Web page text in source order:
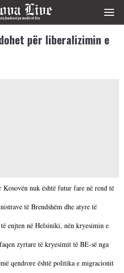
për liberalizimin e
nuk është futur fare në rend të
të Brendshëm dhe atyre të
enjten në Helsiniki, nën kryesimin e
zyrtare të kryesimit të BE-së nga
qendrore është politika e migracionit